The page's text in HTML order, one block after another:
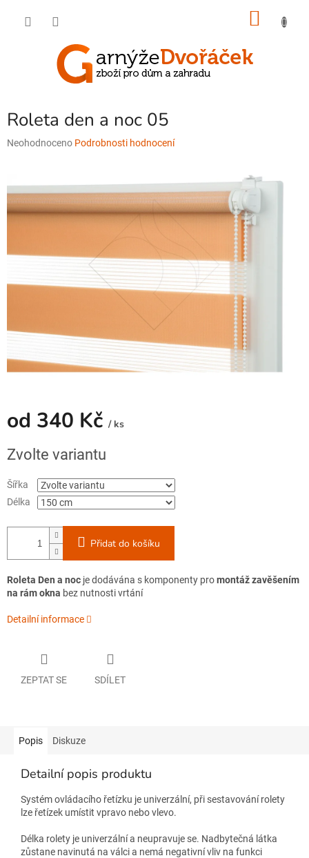
Roleta den a noc 05
Průměrné
0,0
z
Neohodnoceno Podrobnosti hodnocení
od 340 Kč / ks
cena:
Zvolte variantu
Šířka
Délka
Přidat do košíku
Roleta Den a noc je dodávána s komponenty promontáž zavěšením
na rámokna bez nutnosti vrtání
Detailní informace
ZEPTAT SE SDÍLET
Popis Diskuze
Detailní popis produktu
Systém ovládacího řetízku je univerzální, při sestavování rolety
lze řetízek umístit vpravo nebo vlevo.
Délka rolety je univerzální a neupravuje se. Nadbytečná látka
zůstane navinutá na válci a nemá negativní vliv na funkci